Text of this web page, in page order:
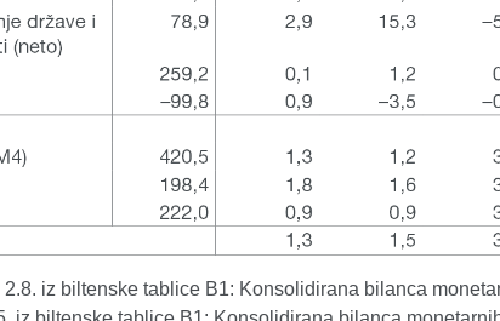
iz biltenske tablice B1: Konsolidirana bilanca